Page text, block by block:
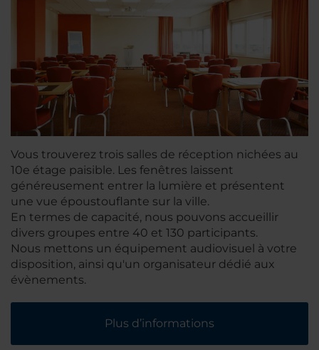
Vous trouverez trois salles de réception nichées au
10e étage paisible. Les fenêtres laissent
généreusement entrer la lumière et présentent
une vue époustouflante sur la ville.
En termes de capacité, nous pouvons accueillir
divers groupes entre 40 et 130 participants.
Nous mettons un équipement audiovisuel à votre
disposition, ainsi qu'un organisateur dédié aux
évènements.
Plus d’informations